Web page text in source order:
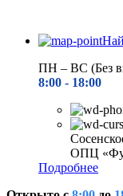
ПН – ВС (Без
8:00 - 18:00
ОПЦ
Подробнее